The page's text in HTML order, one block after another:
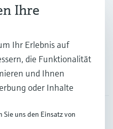
Ihre
Ihr Erlebnis auf
die Funktionalität
und Ihnen
oder Inhalte
Sie uns den Einsatz von